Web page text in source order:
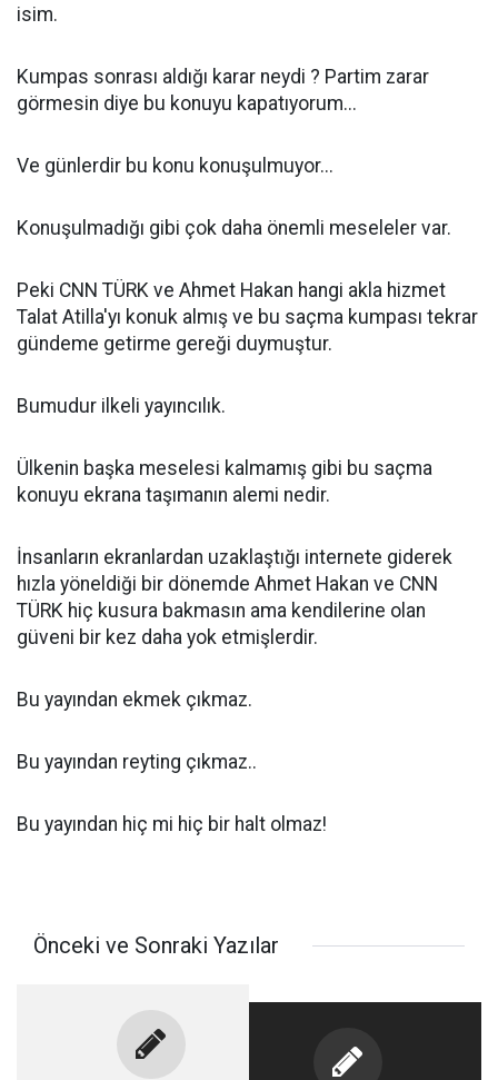
isim.
Kumpas sonrası aldığı karar neydi ? Partim zarar
görmesin diye bu konuyu kapatıyorum...
Ve günlerdir bu konu konuşulmuyor...
Konuşulmadığı gibi çok daha önemli meseleler var.
Peki CNN TÜRK ve Ahmet Hakan hangi akla hizmet
Talat Atilla'yı konuk almış ve bu saçma kumpası tekrar
gündeme getirme gereği duymuştur.
Bumudur ilkeli yayıncılık.
Ülkenin başka meselesi kalmamış gibi bu saçma
konuyu ekrana taşımanın alemi nedir.
İnsanların ekranlardan uzaklaştığı internete giderek
hızla yöneldiği bir dönemde Ahmet Hakan ve CNN
TÜRK hiç kusura bakmasın ama kendilerine olan
güveni bir kez daha yok etmişlerdir.
Bu yayından ekmek çıkmaz.
Bu yayından reyting çıkmaz..
Bu yayından hiç mi hiç bir halt olmaz!
Önceki ve Sonraki Yazılar